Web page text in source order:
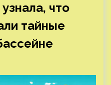
что
тайные